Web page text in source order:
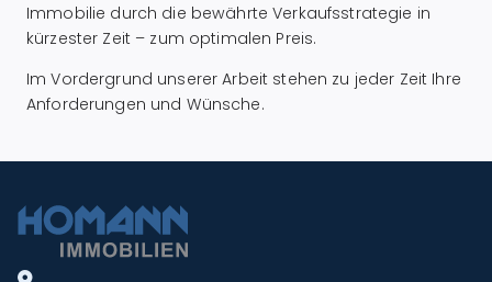
Immobilie durch die bewährte Verkaufsstrategie in
kürzester Zeit – zum optimalen Preis.
Im Vordergrund unserer Arbeit stehen zu jeder Zeit Ihre
Anforderungen und Wünsche.